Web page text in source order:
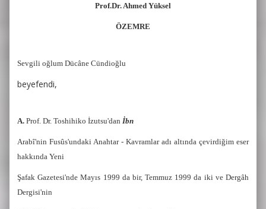
Prof.Dr. Ahmed Yüksel
ÖZEMRE
Sevgili oğlum Dücâne Cündioğlu
beyefendi,
A.Prof. Dr. Toshihiko İzutsu'danİbn
Arabî'nin Fusûs'undaki Anahtar - Kavramlar adı altında çevirdiğim eser
hakkında Yeni
Şafak Gazetesi'nde Mayıs 1999 da bir, Temmuz 1999 da iki ve Dergâh
Dergisi'nin